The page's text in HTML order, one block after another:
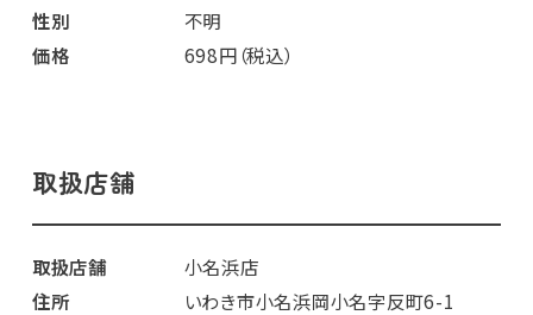
性別
不明
価格
698円（税込）
取扱店舗
取扱店舗
小名浜店
住所
いわき市小名浜岡小名字反町6-1